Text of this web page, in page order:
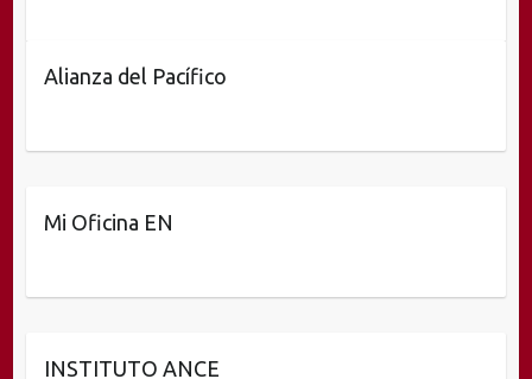
Alianza del Pacífico
Mi Oficina EN
INSTITUTO ANCE